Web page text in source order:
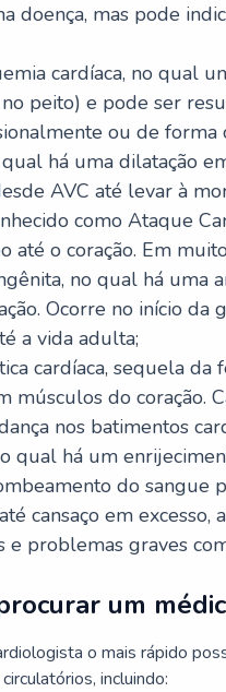
doença, mas pode
cardíaca, no qual
peito) e pode ser
ou de forma
há uma dilatação
AVC até levar à
como Ataque
até o coração. Em
no qual há uma
Ocorre no início da
a vida adulta;
cardíaca, sequela
músculos do coração.
nos batimentos
qual há um
do sangue
cansaço em excesso,
problemas graves
um
o mais rápido
incluindo: